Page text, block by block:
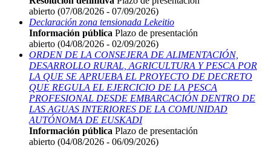
abierto (07/08/2026 - 07/09/2026)
Declaración zona tensionada Lekeitio
Información pública Plazo de presentación
abierto (04/08/2026 - 02/09/2026)
ORDEN DE LA CONSEJERA DE ALIMENTACIÓN,
DESARROLLO RURAL, AGRICULTURA Y PESCA POR
LA QUE SE APRUEBA EL PROYECTO DE DECRETO
QUE REGULA EL EJERCICIO DE LA PESCA
PROFESIONAL DESDE EMBARCACIÓN DENTRO DE
LAS AGUAS INTERIORES DE LA COMUNIDAD
AUTÓNOMA DE EUSKADI
Información pública Plazo de presentación
abierto (04/08/2026 - 06/09/2026)